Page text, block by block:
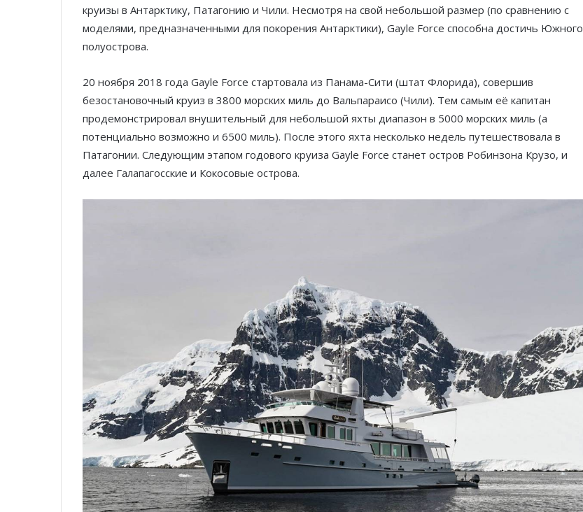
круизы в Антарктику, Патагонию и Чили. Несмотря на свой небольшой размер (по сравнению с
моделями, предназначенными для покорения Антарктики), Gayle Force способна достичь Южного
полуострова.
20 ноября 2018 года Gayle Force стартовала из Панама-Сити (штат Флорида), совершив
безостановочный круиз в 3800 морских миль до Вальпараисо (Чили). Тем самым её капитан
продемонстрировал внушительный для небольшой яхты диапазон в 5000 морских миль (а
потенциально возможно и 6500 миль). После этого яхта несколько недель путешествовала в
Патагонии. Следующим этапом годового круиза Gayle Force станет остров Робинзона Крузо, и
далее Галапагосские и Кокосовые острова.